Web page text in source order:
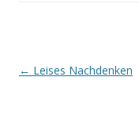
Beitrags-
← Leises Nachdenken